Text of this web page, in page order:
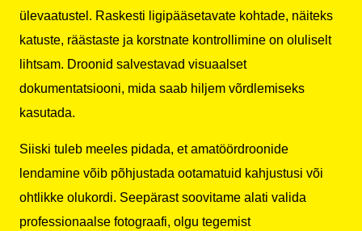
ülevaatustel. Raskesti ligipääsetavate kohtade, näiteks
katuste, räästaste ja korstnate kontrollimine on oluliselt
lihtsam. Droonid salvestavad visuaalset
dokumentatsiooni, mida saab hiljem võrdlemiseks
kasutada.
Siiski tuleb meeles pidada, et amatöördroonide
lendamine võib põhjustada ootamatuid kahjustusi või
ohtlikke olukordi. Seepärast soovitame alati valida
professionaalse fotograafi, olgu tegemist